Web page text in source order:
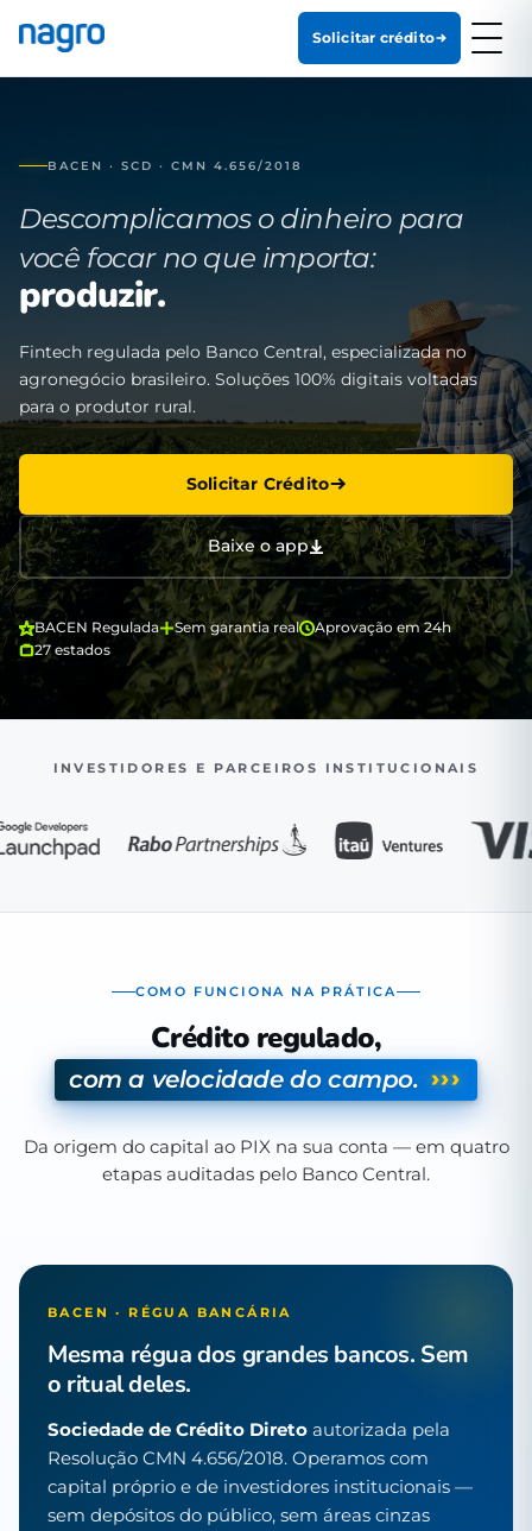
Solicitar crédito
BACEN · SCD · CMN 4.656/2018
Descomplicamos o dinheiro para
você focar no que importa:
produzir.
Fintech regulada pelo Banco Central, especializada no
agronegócio brasileiro. Soluções 100% digitais voltadas
para o produtor rural.
Solicitar Crédito
Baixe o app
BACEN Regulada Sem garantia real
Aprovação em 24h
27 estados
INVESTIDORES E PARCEIROS INSTITUCIONAIS
COMO FUNCIONA NA PRÁTICA
Crédito regulado,
com a velocidade do campo. ›››
Da origem do capital ao PIX na sua conta — em quatro
etapas auditadas pelo Banco Central.
BACEN · RÉGUA BANCÁRIA
Mesma régua dos grandes bancos. Sem
o ritual deles.
Sociedade de Crédito Direto autorizada pela
Resolução CMN 4.656/2018. Operamos com
capital próprio e de investidores institucionais —
sem depósitos do público, sem áreas cinzas